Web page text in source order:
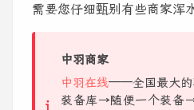
需要您仔细甄别有些商家浑
中羽商家
中羽在线——全国最大的
装备库→随便一个装备